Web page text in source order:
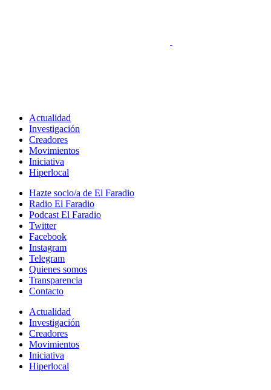
Actualidad
Investigación
Creadores
Movimientos
Iniciativa
Hiperlocal
Hazte socio/a de El Faradio
Radio El Faradio
Podcast El Faradio
Twitter
Facebook
Instagram
Telegram
Quienes somos
Transparencia
Contacto
Actualidad
Investigación
Creadores
Movimientos
Iniciativa
Hiperlocal